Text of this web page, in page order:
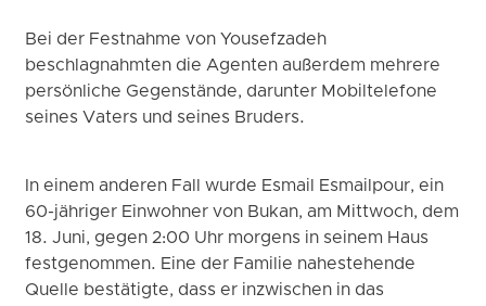
Bei der Festnahme von Yousefzadeh
beschlagnahmten die Agenten außerdem mehrere
persönliche Gegenstände, darunter Mobiltelefone
seines Vaters und seines Bruders.
In einem anderen Fall wurde Esmail Esmailpour, ein
60-jähriger Einwohner von Bukan, am Mittwoch, dem
18. Juni, gegen 2:00 Uhr morgens in seinem Haus
festgenommen. Eine der Familie nahestehende
Quelle bestätigte, dass er inzwischen in das